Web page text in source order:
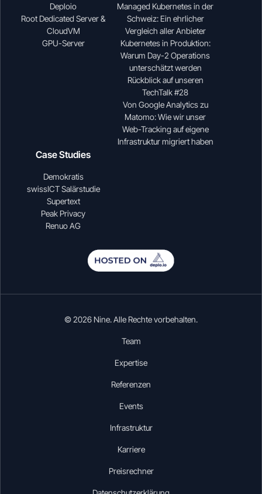
Deploio
Root Dedicated Server &
CloudVM
GPU-Server
Managed Kubernetes in der
Schweiz: Ein ehrlicher
Vergleich aller Anbieter
Kubernetes in Produktion:
Warum Day-2 Operations
unterschätzt werden
Rückblick auf unseren
TechTalk #28
Von Google Analytics zu
Matomo: Wie wir unser
Web-Tracking auf eigene
Infrastruktur migriert haben
Case Studies
Demokratis
swissICT Salärstudie
Supertext
Peak Privacy
Renuo AG
© 2026 Nine. Alle Rechte vorbehalten.
Team
Expertise
Referenzen
Events
Infrastruktur
Karriere
Preisrechner